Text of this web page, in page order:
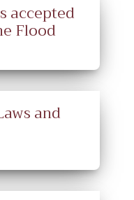
accepted
Flood
and